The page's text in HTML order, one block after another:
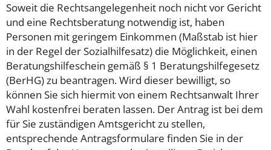
Soweit die Rechtsangelegenheit noch nicht vor Gericht
und eine Rechtsberatung notwendig ist, haben
Personen mit geringem Einkommen (Maßstab ist hier
in der Regel der Sozialhilfesatz) die Möglichkeit, einen
Beratungshilfeschein gemäß § 1 Beratungshilfegesetz
(BerHG) zu beantragen. Wird dieser bewilligt, so
können Sie sich hiermit von einem Rechtsanwalt Ihrer
Wahl kostenfrei beraten lassen. Der Antrag ist bei dem
für Sie zuständigen Amtsgericht zu stellen,
entsprechende Antragsformulare finden Sie in der